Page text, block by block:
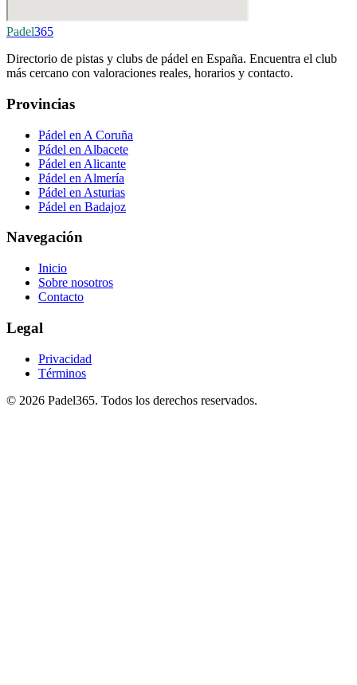
Padel365
Directorio de pistas y clubs de pádel en España. Encuentra el club
más cercano con valoraciones reales, horarios y contacto.
Provincias
Pádel en A Coruña
Pádel en Albacete
Pádel en Alicante
Pádel en Almería
Pádel en Asturias
Pádel en Badajoz
Navegación
Inicio
Sobre nosotros
Contacto
Legal
Privacidad
Términos
© 2026 Padel365. Todos los derechos reservados.